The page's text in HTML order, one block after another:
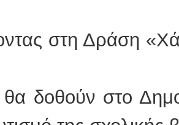
στη Δράση
θα δοθούν στο
Σύμβαση με ΕΟΠΥΥ
Ασκληπιού 39
Μυτιλήνη